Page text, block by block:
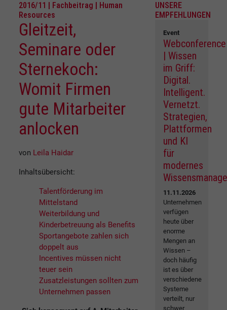
2016/11 | Fachbeitrag | Human
Resources
Gleitzeit,
Seminare oder
Sternekoch:
Womit Firmen
gute Mitarbeiter
anlocken
von Leila Haidar
Inhaltsübersicht:
Talentförderung im
Mittelstand
Weiterbildung und
Kinderbetreuung als Benefits
Sportangebote zahlen sich
doppelt aus
Incentives müssen nicht
teuer sein
Zusatzleistungen sollten zum
Unternehmen passen
UNSERE
EMPFEHLUNGEN
Event
Webconference
| Wissen
im Griff:
Digital.
Intelligent.
Vernetzt.
Strategien,
Plattformen
und KI
für
modernes
11.11.2026
Unternehmen
verfügen
heute über
enorme
Mengen an
Wissen –
doch häufig
ist es über
verschiedene
Systeme
verteilt, nur
schwer